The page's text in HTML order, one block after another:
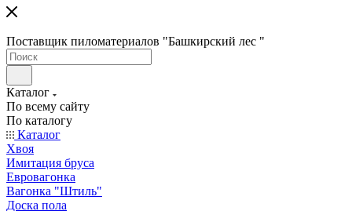
Поставщик пиломатериалов "Башкирский лес "
Каталог
По всему сайту
По каталогу
Каталог
Хвоя
Имитация бруса
Евровагонка
Вагонка "Штиль"
Доска пола